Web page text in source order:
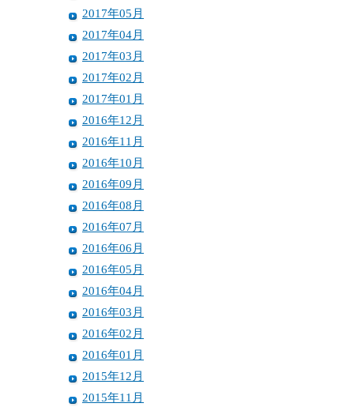
2017年05月
2017年04月
2017年03月
2017年02月
2017年01月
2016年12月
2016年11月
2016年10月
2016年09月
2016年08月
2016年07月
2016年06月
2016年05月
2016年04月
2016年03月
2016年02月
2016年01月
2015年12月
2015年11月